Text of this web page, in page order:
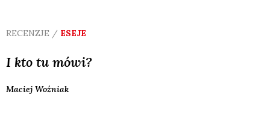
RECENZJE / ESEJE
I kto tu mówi?
Maciej Woźniak